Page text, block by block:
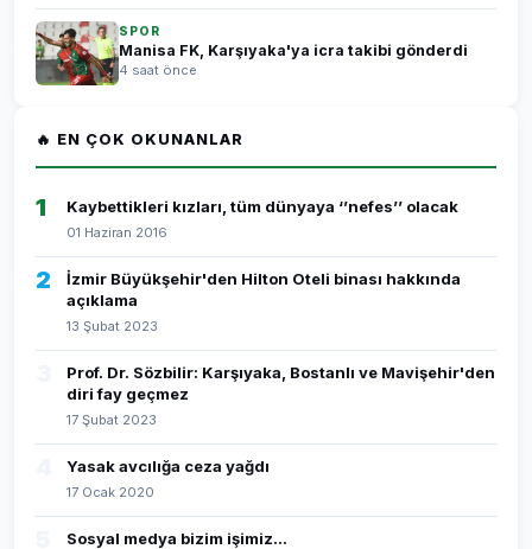
SPOR
Manisa FK, Karşıyaka'ya icra takibi gönderdi
4 saat önce
🔥 EN ÇOK OKUNANLAR
1 Kaybettikleri kızları, tüm dünyaya ‘’nefes’’ olacak
01 Haziran 2016
2
İzmir Büyükşehir'den Hilton Oteli binası hakkında
açıklama
13 Şubat 2023
Prof. Dr. Sözbilir: Karşıyaka, Bostanlı ve Mavişehir'den
diri fay geçmez
17 Şubat 2023
Yasak avcılığa ceza yağdı
17 Ocak 2020
Sosyal medya bizim işimiz...